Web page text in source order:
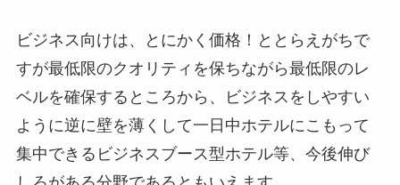
ビジネス向けは、とにかく価格！ととらえがちで
すが最低限のクオリティを保ちながら最低限のレ
ベルを確保するところから、ビジネスをしやすい
ように逆に壁を薄くして一日中ホテルにこもって
集中できるビジネスブース型ホテル等、今後伸び